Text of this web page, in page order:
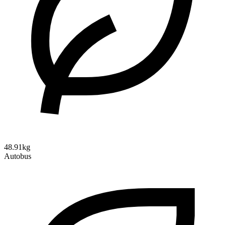
48.91kg
Autobus